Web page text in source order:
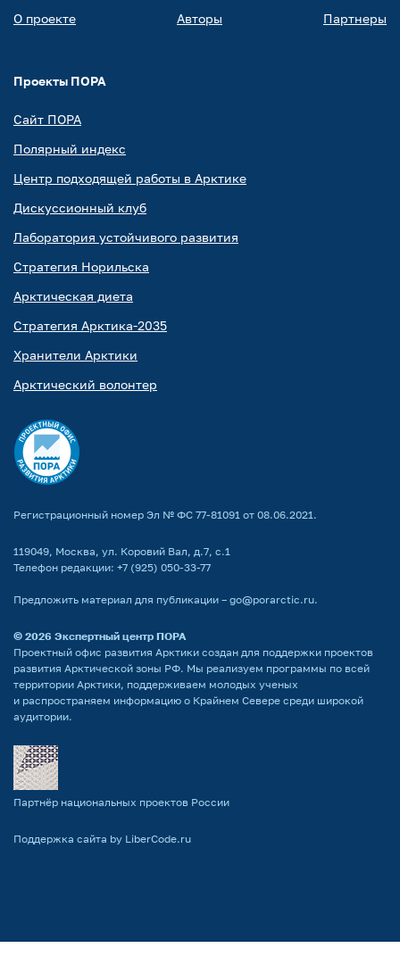
О проекте Авторы Партнеры
Проекты ПОРА
Сайт ПОРА
Полярный индекс
Центр подходящей работы в Арктике
Дискуссионный клуб
Лаборатория устойчивого развития
Стратегия Норильска
Арктическая диета
Стратегия Арктика-2035
Хранители Арктики
Арктический волонтер
Регистрационный номер Эл № ФС 77-81091 от 08.06.2021.
119049, Москва, ул. Коровий Вал, д.7, с.1
Телефон редакции: +7 (925) 050-33-77
Предложить материал для публикации – go@porarctic.ru.
© 2026 Экспертный центр ПОРА
Проектный офис развития Арктики создан для поддержки проектов
развития Арктической зоны РФ. Мы реализуем программы по всей
территории Арктики, поддерживаем молодых ученых
и распространяем информацию о Крайнем Севере среди широкой
аудитории.
Партнёр национальных проектов России
Поддержка сайта by LiberCode.ru